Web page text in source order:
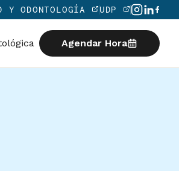
Y ODONTOLOGÍA UDP
Agendar Hora